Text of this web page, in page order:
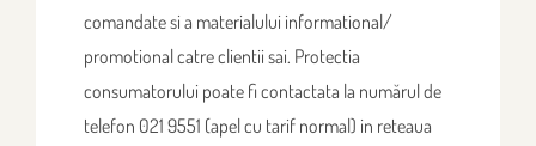
comandate si a materialului informational/
promotional catre clientii sai. Protectia
consumatorului poate fi contactata la numărul de
telefon 021 9551 (apel cu tarif normal) in reteaua